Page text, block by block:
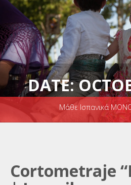
ΙΔΙΑΙΤΕΡΑ ΜΑΘΗΜΑΤΑ ΙΣΠΑΝΙΚΩΝ
DATE:
Μάθε Ισπανικά
Cortometraje